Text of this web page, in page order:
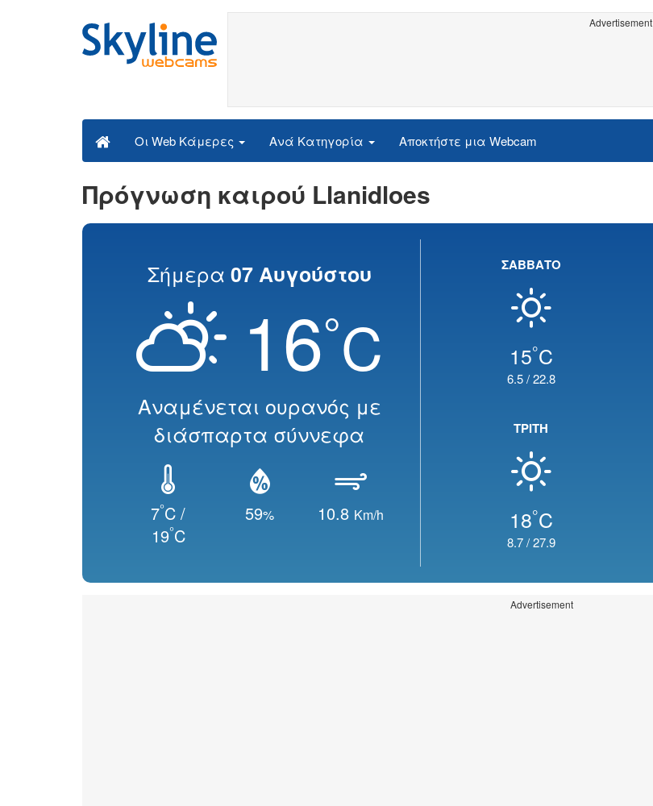
Advertisement
Οι Web Κάμερες Ανά Κατηγορία Αποκτήστε μια Webcam
Πρόγνωση καιρού Llanidloes
Σήμερα 07 Αυγούστου
16°C
Αναμένεται ουρανός με
διάσπαρτα σύννεφα
7°C /
19°C
59% 10.8 Km/h
ΣΑΒΒΑΤΟ
15°C
6.5/22.8
ΤΡΙΤΗ
18°C
8.7/27.9
Advertisement